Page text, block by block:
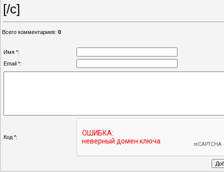
[/c]
Всего комментариев: 0
Имя *:
Email *:
Код *: